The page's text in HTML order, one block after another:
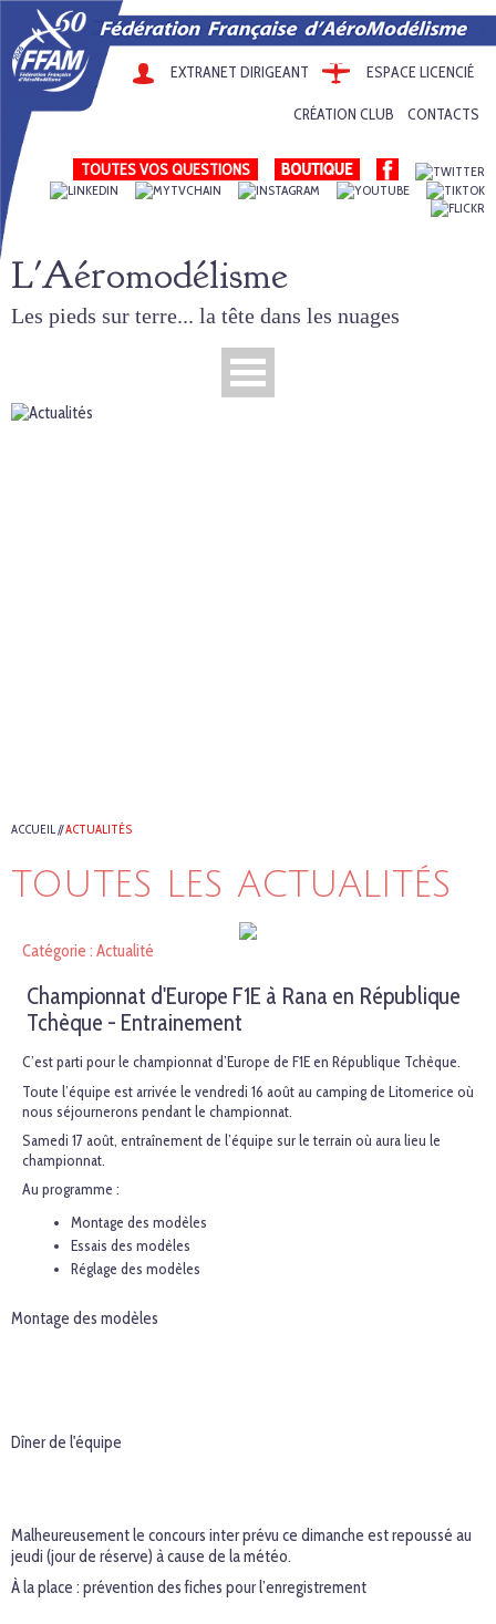
EXTRANET DIRIGEANT ESPACE LICENCIÉ
CRÉATION CLUB CONTACTS
TOUTES VOS QUESTIONS
L'Aéromodélisme
Les pieds sur terre... la tête dans les nuages
ACCUEIL//ACTUALITÉS
TOUTES LES ACTUALITÉS
Catégorie : Actualité
Championnat d'Europe F1E à Rana en République
Tchèque - Entrainement
C’est parti pour le championnat d’Europe de F1E en République Tchèque.
Toute l’équipe est arrivée le vendredi 16 août au camping de Litomerice où
nous séjournerons pendant le championnat.
Samedi 17 août, entraînement de l’équipe sur le terrain où aura lieu le
championnat.
Au programme :
Montage des modèles
Essais des modèles
Réglage des modèles
Montage des modèles
Dîner de l'équipe
Malheureusement le concours inter prévu ce dimanche est repoussé au
jeudi (jour de réserve) à cause de la météo.
À la place : prévention des fiches pour l’enregistrement